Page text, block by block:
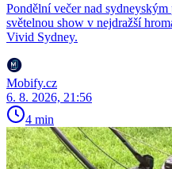
Pondělní večer nad
světelnou show v nejdražší
Vivid Sydney.
Mobify.cz
6. 8. 2026, 21:56
4 min